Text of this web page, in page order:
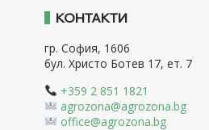
КОНТАКТИ
гр. София, 1606
бул. Христо Ботев 17, ет. 7
+359 2 851 1821
agrozona@agrozona.bg
office@agrozona.bg